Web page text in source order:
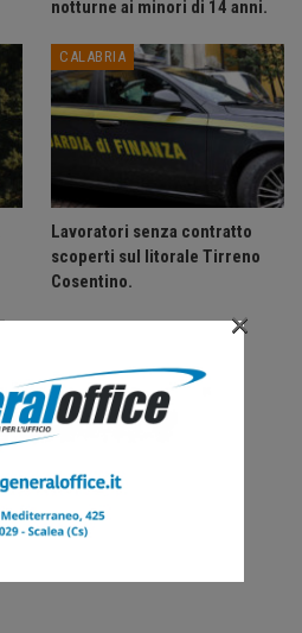
notturne ai minori di 14 anni.
CALABRIA
Lavoratori senza contratto
scoperti sul litorale Tirreno
Cosentino.
×